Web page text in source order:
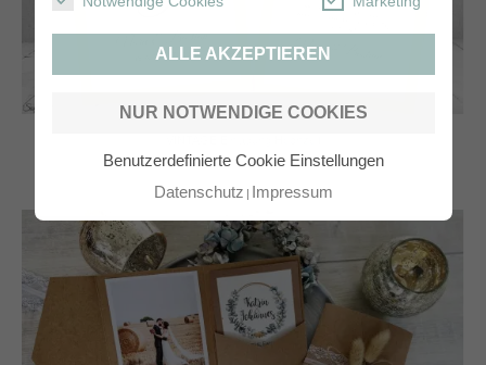
ALLE AKZEPTIEREN
NUR NOTWENDIGE COOKIES
Benutzerdefinierte Cookie Einstellungen
Datenschutz Impressum